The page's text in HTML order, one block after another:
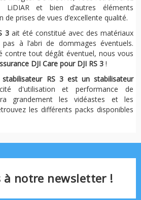
LiDIAR et bien d’autres éléments
de prises de vues d’excellente qualité.
3 ait été constitué avec des matériaux
à l’abri de dommages éventuels.
contre tout dégât éventuel, nous vous
DJI Care pour DJI RS 3 !
stabilisateur RS 3 est un stabilisateur
d'utilisation et performance de
grandement les vidéastes et les
les différents packs disponibles
à notre newsletter !